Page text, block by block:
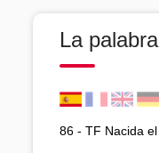
La
86 - TF Nacida